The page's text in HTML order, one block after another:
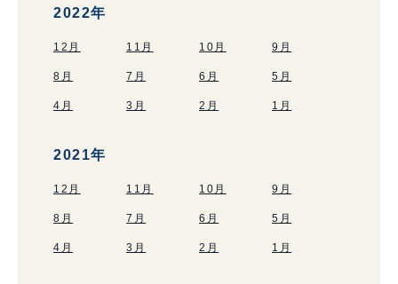
2022年
12月 11月 10月 9月
8月 7月 6月 5月
4月 3月 2月 1月
2021年
12月 11月 10月 9月
8月 7月 6月 5月
4月 3月 2月 1月